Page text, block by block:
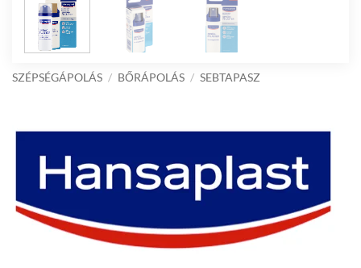
SZÉPSÉGÁPOLÁS / BŐRÁPOLÁS / SEBTAPASZ